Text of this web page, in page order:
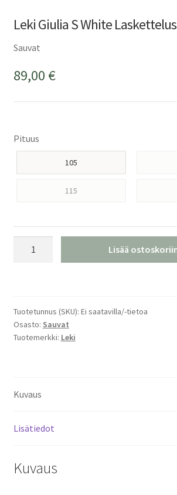
Leki Giulia S White
Sauvat
89,00 €
Pituus
105
115
määrä
Lisää
Tuotetunnus (SKU): Ei saatavilla/-tietoa
Osasto: Sauvat
Tuotemerkki: Leki
Kuvaus
Lisätiedot
Kuvaus